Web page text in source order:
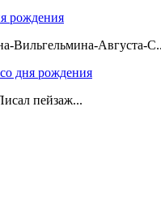
рождения
Вильгельмина-Августа-
дня рождения
пейзаж...